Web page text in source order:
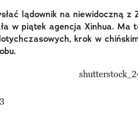
lądownik na niewidoczną z
w piątek agencja Xinhua. Ma
krok w